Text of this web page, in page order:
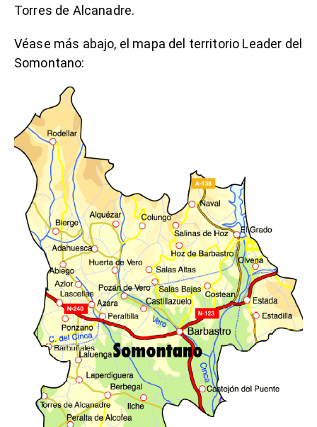
Torres de Alcanadre.
Véase más abajo, el mapa del territorio Leader del
Somontano: